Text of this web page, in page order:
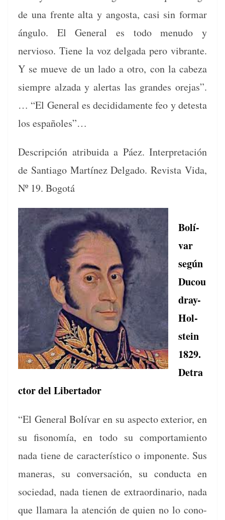
de una frente alta y angos­ta, casi sin for­mar
ángu­lo. El Gen­er­al es todo menudo y
nervioso. Tiene la voz del­ga­da pero vibrante.
Y se mueve de un lado a otro, con la cabeza
siem­pre alza­da y aler­tas las grandes ore­jas”.
… “El Gen­er­al es deci­di­da­mente feo y detes­ta
los españoles”…
Descrip­ción atribui­da a Páez. Inter­pretación
de San­ti­a­go Martínez Del­ga­do. Revista Vida,
Nº 19. Bogotá
Bolí­
var
según
Ducou
dray-
Hol­
stein
1829.
Detra
c­tor del Libertador
“El Gen­er­al Bolí­var en su aspec­to exte­ri­or, en
su fisonomía, en todo su com­por­tamien­to
nada tiene de car­ac­terís­ti­co o impo­nente. Sus
man­eras, su con­ver­sación, su con­duc­ta en
sociedad, nada tienen de extra­or­di­nario, nada
que lla­ma­ra la aten­ción de quien no lo cono­